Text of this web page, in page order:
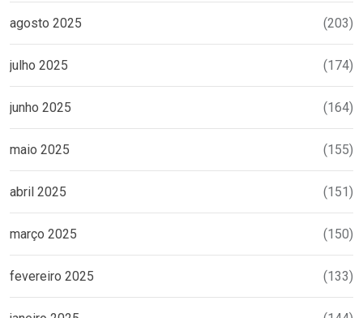
agosto 2025 (203)
julho 2025 (174)
junho 2025 (164)
maio 2025 (155)
abril 2025 (151)
março 2025 (150)
fevereiro 2025 (133)